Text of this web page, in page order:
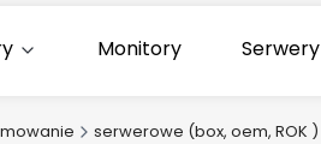
Monitory Serwery
serwerowe (box, oem, ROK )